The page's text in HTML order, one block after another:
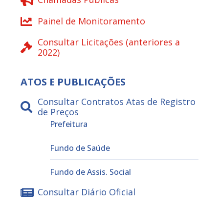
Painel de Monitoramento
Consultar Licitações (anteriores a
2022)
ATOS E PUBLICAÇÕES
Consultar Contratos Atas de Registro
de Preços
Prefeitura
Fundo de Saúde
Fundo de Assis. Social
Consultar Diário Oficial